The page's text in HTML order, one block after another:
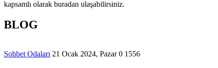
kapsamlı olarak buradan ulaşabilirsiniz.
BLOG
Sohbet Odaları 21 Ocak 2024, Pazar 0 1556